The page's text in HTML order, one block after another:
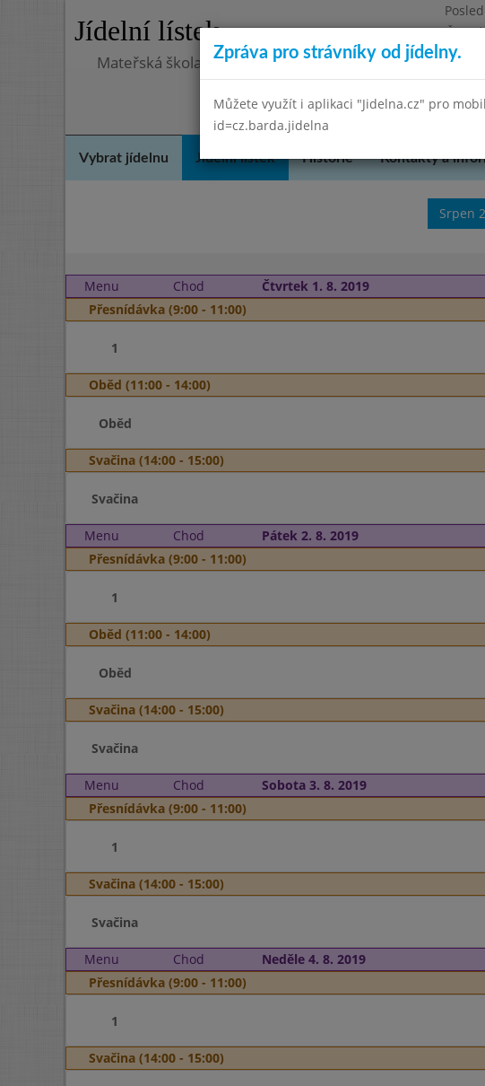
Jídelní lístek
Mateřská škola, Praha 5 - Hlubočepy, Hlubočepská 90,
Vybrat jídelnu Jídelní lístek Historie Kontakty a
Srpen
Menu
Chod
Čtvrtek 1. 8. 2019
Přesnídávka (9:00 - 11:00)
1
Oběd (11:00 - 14:00)
Oběd
Svačina (14:00 - 15:00)
Svačina
Menu Chod
Pátek 2. 8. 2019
Přesnídávka (9:00 - 11:00)
1
Oběd (11:00 - 14:00)
Oběd
Svačina (14:00 - 15:00)
Svačina
Menu Chod
Sobota 3. 8. 2019
Přesnídávka (9:00 - 11:00)
1
Svačina (14:00 - 15:00)
Svačina
Menu Chod
Neděle 4. 8. 2019
Přesnídávka (9:00 - 11:00)
1
Svačina (14:00 - 15:00)
Zpráva pro strávníky od jídelny.
Můžete využít i aplikaci "Jidelna.cz" pro
id=cz.barda.jidelna